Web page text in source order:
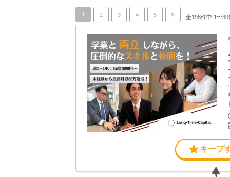
1 2 3 4 5 全198件中 1〜30
キープ